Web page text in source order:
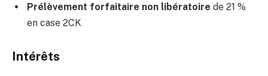
Prélèvement forfaitaire non libératoire de 21 %
en case 2CK
Intérêts